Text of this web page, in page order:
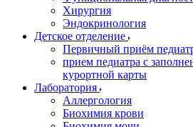
Хирургия
Эндокринология
Детское отделение
Первичный приём
прием педиатра с
курортной карты
Лаборатория
Аллергология
Биохимия крови